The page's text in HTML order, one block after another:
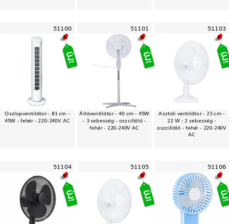
51100
Oszlopventilátor - 81 cm -
45W - fehér - 220-240V AC
51101
Állóventilátor - 40 cm - 45W
- 3 sebesség - oszcilláló -
fehér - 220-240V AC
51103
Asztali ventilátor - 23 cm -
22 W - 2 sebesség -
oszcilláló - fehér - 220-240V
AC
51104 51105 51106